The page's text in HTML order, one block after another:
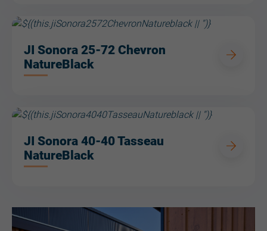
JI Sonora 25-72 Chevron
NatureBlack
JI Sonora 40-40 Tasseau
NatureBlack